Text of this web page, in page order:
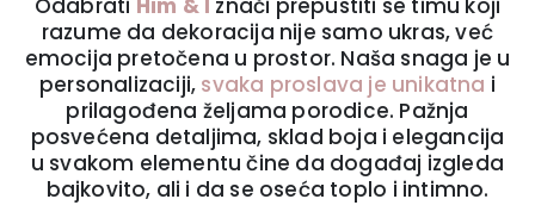
razume da dekoracija nije samo ukras, već
emocija pretočena u prostor. Naša snaga je u
personalizaciji, svaka proslava je unikatna i
prilagođena željama porodice. Pažnja
posvećena detaljima, sklad boja i elegancija
u svakom elementu čine da događaj izgleda
bajkovito, ali i da se oseća toplo i intimno.